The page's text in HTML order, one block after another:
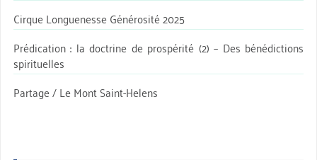
Cirque Longuenesse Générosité 2025
Prédication : la doctrine de prospérité (2) – Des bénédictions
spirituelles
Partage / Le Mont Saint-Helens